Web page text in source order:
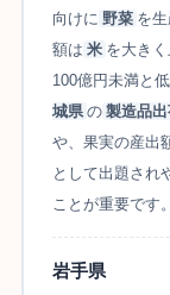
向けに 野菜 を
額は 米 を大き
100億円未満と
城県 の 製造品
や、果実の産出
として出題され
ことが重要です。
岩手県